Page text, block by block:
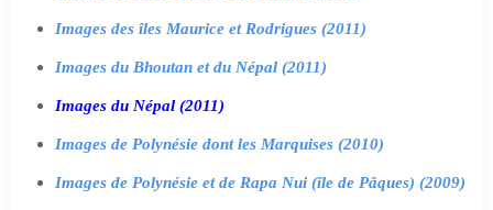
Images des îles Maurice et Rodrigues (2011)
Images du Bhoutan et du Népal (2011)
Images du Népal (2011)
Images de Polynésie dont les Marquises (2010)
Images de Polynésie et de Rapa Nui (île de Pâques) (2009)